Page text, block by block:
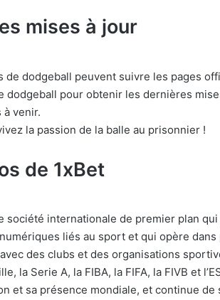
mises à jour
de dodgeball peuvent suivre les pages
dodgeball pour obtenir les dernières
venir.
la passion de la balle au prisonnier !
de 1xBet
société internationale de premier plan
liés au sport et qui opère
des clubs et des organisations
la Serie A, la FIBA, la FIFA, la FIVB et
et sa présence mondiale, et continue